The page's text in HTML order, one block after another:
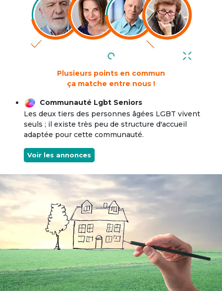
Plusieurs points en commun
ça matche entre nous !
Communauté Lgbt Seniors
Les deux tiers des personnes âgées LGBT vivent
seuls ; il existe très peu de structure d'accueil
adaptée pour cette communauté.
Voir les annonces